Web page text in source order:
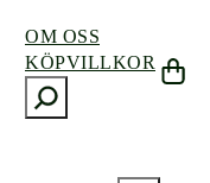
OM OSS
KÖPVILLKOR
ö